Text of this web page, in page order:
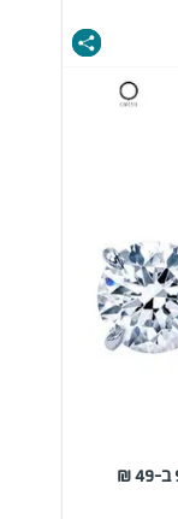
עגילי זרקון 7-8-9 מ"מ לבחירה מכסף 925 ב-49 ₪